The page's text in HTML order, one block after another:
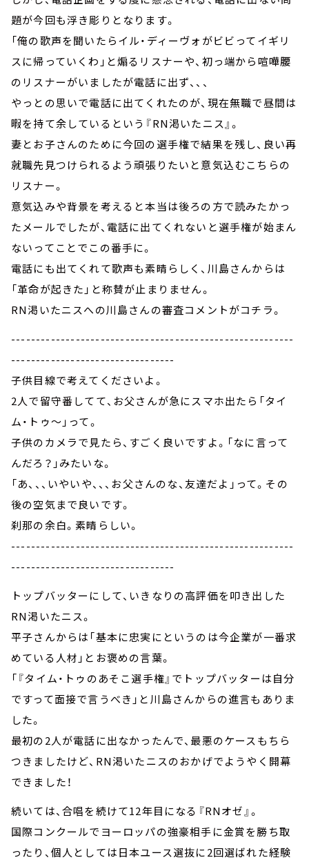
題が今回も浮き彫りとなります。
「俺の歌声を聞いたらイル・ディーヴォがビビってイギリ
スに帰っていくわ」と煽るリスナーや、初っ端から喧嘩腰
のリスナーがいましたが電話に出ず、、、
やっとの思いで電話に出てくれたのが、現在無職で昼間は
暇を持て余しているという『RN渇いたニス』。
妻とお子さんのために今回の選手権で結果を残し、良い再
就職先見つけられるよう頑張りたいと意気込むこちらの
リスナー。
意気込みや背景を考えると本当は後ろの方で読みたかっ
たメールでしたが、電話に出てくれないと選手権が始まん
ないってことでこの番手に。
電話にも出てくれて歌声も素晴らしく、川島さんからは
「革命が起きた」と称賛が止まりません。
RN渇いたニスへの川島さんの審査コメントがコチラ。
---------------------------------------------------------
---------------------------------
子供目線で考えてくださいよ。
2人で留守番してて、お父さんが急にスマホ出たら「タイ
ム・トゥ～」って。
子供のカメラで見たら、すごく良いですよ。「なに言って
んだろ？」みたいな。
「あ、、、いやいや、、、お父さんのな、友達だよ」って。その
後の空気まで良いです。
刹那の余白。素晴らしい。
---------------------------------------------------------
---------------------------------
トップバッターにして、いきなりの高評価を叩き出した
RN渇いたニス。
平子さんからは「基本に忠実にというのは今企業が一番求
めている人材」とお褒めの言葉。
「『タイム・トゥのあそこ選手権』でトップバッターは自分
ですって面接で言うべき」と川島さんからの進言もありま
した。
最初の2人が電話に出なかったんで、最悪のケースもちら
つきましたけど、RN渇いたニスのおかげでようやく開幕
できました！
続いては、合唱を続けて12年目になる『RNオゼ』。
国際コンクールでヨーロッパの強豪相手に金賞を勝ち取
ったり、個人としては日本ユース選抜に2回選ばれた経験